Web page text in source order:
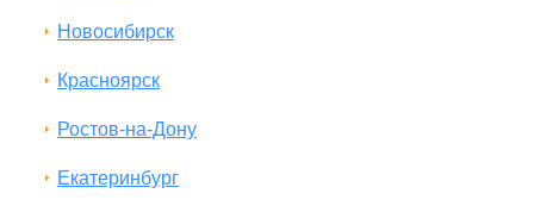
Новосибирск
Красноярск
Ростов-на-Дону
Екатеринбург